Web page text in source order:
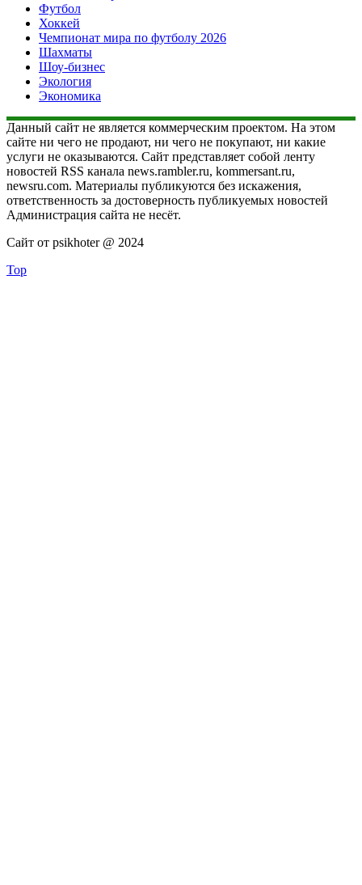
Футбол
Хоккей
Чемпионат мира по футболу 2026
Шахматы
Шоу-бизнес
Экология
Экономика
Данный сайт не является коммерческим проектом. На этом
сайте ни чего не продают, ни чего не покупают, ни какие
услуги не оказываются. Сайт представляет собой ленту
новостей RSS канала news.rambler.ru, kommersant.ru,
newsru.com. Материалы публикуются без искажения,
ответственность за достоверность публикуемых новостей
Администрация сайта не несёт.
Сайт от psikhoter @ 2024
Top